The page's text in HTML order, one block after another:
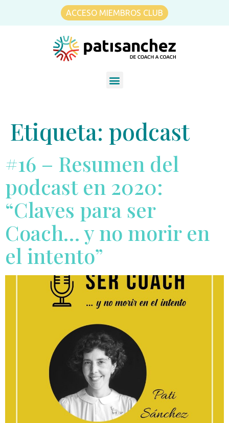
ACCESO MIEMBROS CLUB
Etiqueta: podcast
#16 – Resumen del
podcast en 2020:
“Claves para ser
Coach… y no morir en
el intento”